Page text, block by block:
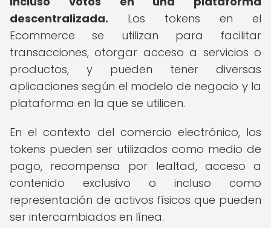
descentralizada. Los tokens en el
Ecommerce se utilizan para facilitar
transacciones, otorgar acceso a servicios o
productos, y pueden tener diversas
aplicaciones según el modelo de negocio y la
plataforma en la que se utilicen.
En el contexto del comercio electrónico, los
tokens pueden ser utilizados como medio de
pago, recompensa por lealtad, acceso a
contenido exclusivo o incluso como
representación de activos físicos que pueden
ser intercambiados en línea.